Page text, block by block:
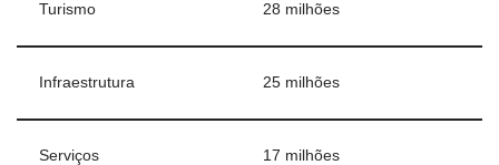
Turismo 28 milhões
Infraestrutura 25 milhões
Serviços 17 milhões